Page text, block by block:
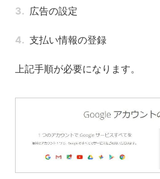
広告の設定
支払い情報の登録
上記手順が必要になります。